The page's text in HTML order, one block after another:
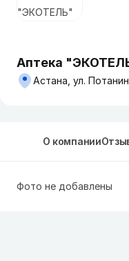
Аптека
Астана, ул.
О компании
Фото не добавлены